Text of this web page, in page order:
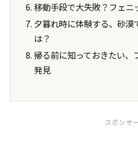
移動手段で大失敗？フェニ
夕暮れ時に体験する、砂漠
は？
帰る前に知っておきたい、
発見
スポンサ